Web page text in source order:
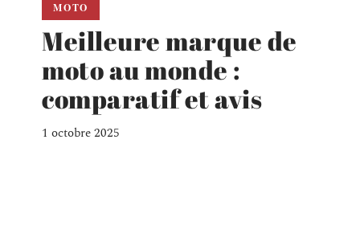
MOTO
Meilleure marque de
moto au monde :
comparatif et avis
1 octobre 2025